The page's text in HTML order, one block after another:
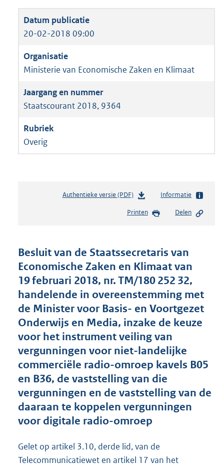
20-02-2018 09:00
Ministerie van Economische Zaken en Klimaat
Staatscourant 2018, 9364
Overig
Authentieke versie (PDF)b
s
d
s
g
o
o
t
t
e
:
4
1
M
b
Informatie
Printen Delen
Besluit van de Staatssecretaris van
Economische Zaken en Klimaat van
19 februari 2018, nr. TM/180 252 32,
handelende in overeenstemming met
de Minister voor Basis- en Voortgezet
Onderwijs en Media, inzake de keuze
voor het instrument veiling van
vergunningen voor niet-landelijke
commerciële radio-omroep kavels B05
en B36, de vaststelling van die
vergunningen en de vaststelling van de
daaraan te koppelen vergunningen
voor digitale radio-omroep
Gelet op artikel 3.10, derde lid, van de
Telecommunicatiewet en artikel 17 van het